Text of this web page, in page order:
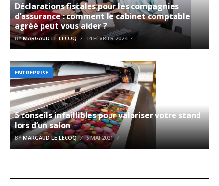
Déclarations fiscales pour les compagnies
d’assurance : comment le cabinet comptable
agréé peut vous aider ?
BYMARGAUD LE LECOQ 14 FÉVRIER 2024
ENTREPRISE
5 conseils infaillibles pour valoriser votre stand
lors d’un salon
BYMARGAUD LE LECOQ 5 MAI 2021